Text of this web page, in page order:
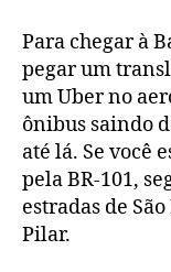
Para chegar à
pegar um
um Uber no
ônibus saindo
até lá. Se você
pela BR-101,
estradas de
Pilar.